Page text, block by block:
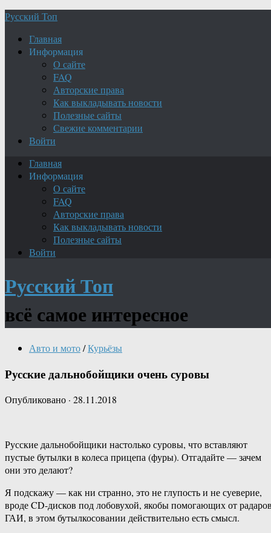
Русский Топ
Главная
Информация
О сайте
FAQ
Авторские права
Как выкладывать новости
Полезные сайты
Свежие комментарии
Войти
Главная
Информация
О сайте
FAQ
Авторские права
Как выкладывать новости
Полезные сайты
Войти
Русский Топ
всё самое интересное
Авто и мото/Курьёзы
Русские дальнобойщики очень суровы
Опубликовано · 28.11.2018
Русские дальнобойщики настолько суровы, что вставляют
пустые бутылки в колеса прицепа (фуры). Отгадайте — зачем
они это делают?
Я подскажу — как ни странно, это не глупость и не суеверие,
вроде CD-дисков под лобовухой, якобы помогающих от
ГАИ, в этом бутылкосовании действительно есть смысл.